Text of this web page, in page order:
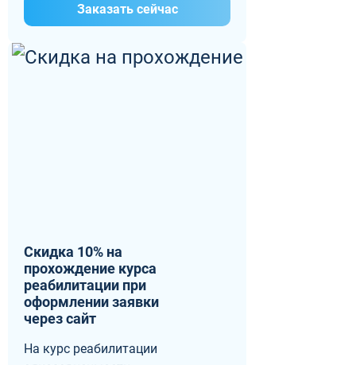
Заказать сейчас
Скидка 10% на
прохождение курса
реабилитации при
оформлении заявки
через сайт
На курс реабилитации